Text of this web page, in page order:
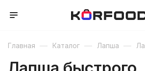
Главная — Каталог — Лапша —